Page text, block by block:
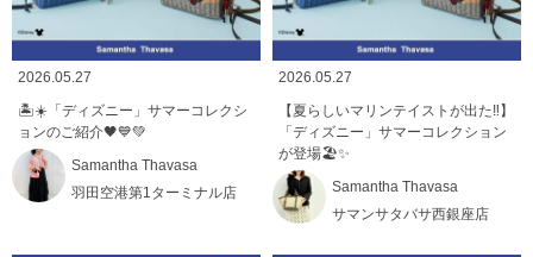
2026.05.27
🏝️☀️「ディズニー」サマーコレクシ
ョンのご紹介🖤💙💚
Samantha Thavasa
羽田空港第1ターミナル店
2026.05.27
【夏らしいマリンテイストが出た‼️】
「ディズニー」サマーコレクション
が登場🏖️✨
Samantha Thavasa
サマンサタバサ西銀座店